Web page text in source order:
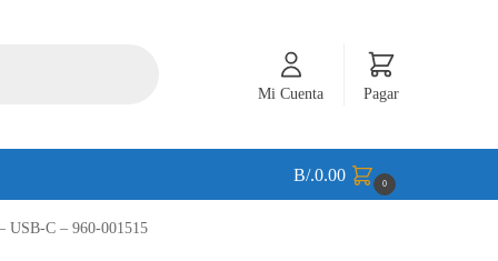
Mi Cuenta Pagar
B/.0.00 0
USB-C – 960-001515